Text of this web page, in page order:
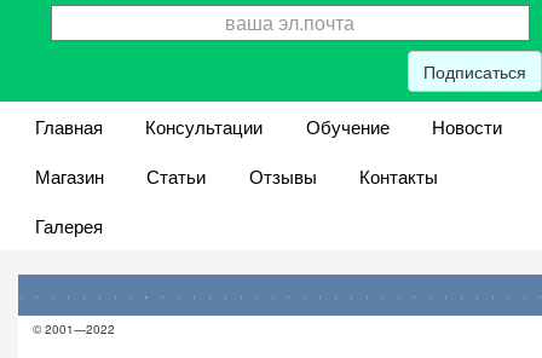
Подписаться
Главная Консультации Обучение
Новости
Магазин
Статьи Отзывы
Контакты
Галерея
© 2001—2022